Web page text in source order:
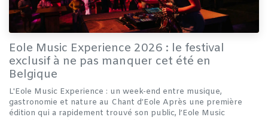
Eole Music Experience 2026 : le festival
exclusif à ne pas manquer cet été en
Belgique
L'Eole Music Experience : un week-end entre musique,
gastronomie et nature au Chant d’Eole Après une première
édition qui a rapidement trouvé son public, l’Eole Music